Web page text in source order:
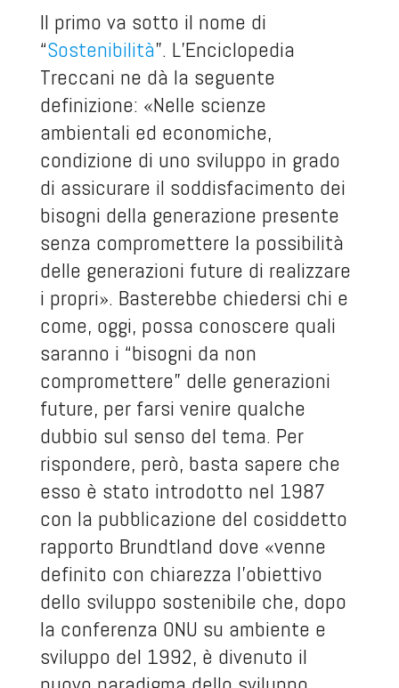
Il primo va sotto il nome di
“Sostenibilità”. L’Enciclopedia
Treccani ne dà la seguente
definizione: «Nelle scienze
ambientali ed economiche,
condizione di uno sviluppo in grado
di assicurare il soddisfacimento dei
bisogni della generazione presente
senza compromettere la possibilità
delle generazioni future di realizzare
i propri». Basterebbe chiedersi chi e
come, oggi, possa conoscere quali
saranno i “bisogni da non
compromettere” delle generazioni
future, per farsi venire qualche
dubbio sul senso del tema. Per
rispondere, però, basta sapere che
esso è stato introdotto nel 1987
con la pubblicazione del cosiddetto
rapporto Brundtland dove «venne
definito con chiarezza l’obiettivo
dello sviluppo sostenibile che, dopo
la conferenza ONU su ambiente e
sviluppo del 1992, è divenuto il